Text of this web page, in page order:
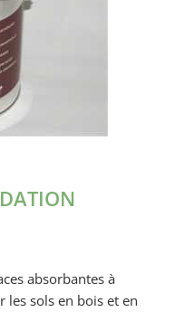
absorbantes à
les sols en bois et en